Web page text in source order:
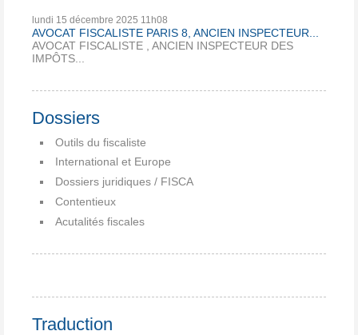
lundi 15 décembre 2025 11h08
AVOCAT FISCALISTE PARIS 8, ANCIEN INSPECTEUR...
AVOCAT FISCALISTE , ANCIEN INSPECTEUR DES
IMPÔTS...
Dossiers
Outils du fiscaliste
International et Europe
Dossiers juridiques / FISCA
Contentieux
Acutalités fiscales
Traduction